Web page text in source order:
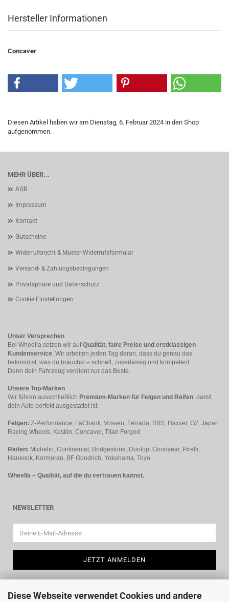
Diese Webseite verwendet Cookies und andere
Hersteller Informationen
Concaver
Diesen Artikel haben wir am Dienstag, 6. Februar 2024 in den Shop
aufgenommen.
MEHR ÜBER...
AGB
Impressum
Kontakt
Gutscheine
Widerrufsrecht & Muster-Widerrufsformular
Versand- & Zahlungsbedingungen
Privatsphäre und Datenschutz
Cookie Einstellungen
Unser Versprechen
Bei Wheella setzen wir aufQualität, faire Preise und erstklassigen
Kundenservice. Wir arbeiten jeden Tag daran, dass du genau das
bekommst, was du brauchst – schnell, zuverlässig und kompetent.
Denn dein Fahrzeug verdient nur das Beste.
Unsere Top-Marken
Wir führen ausschließlich Premium-Marken für Felgen und Reifen, damit
dein Auto perfekt ausgestattet ist:
Felgen: Z-Performance, LaChanti, Vossen, Ferrada, BBS, Haxxer, OZ, Japan
Racing Wheels, Keskin, Concaver, Titan Forged
Reifen: Michelin, Continental, Bridgestone, Dunlop, Goodyear, Pirelli,
Hankook, Kormoran, BF Goodrich, Yokohama, Toyo
Wheella – Qualität, auf die du vertrauen kannst.
NEWSLETTER